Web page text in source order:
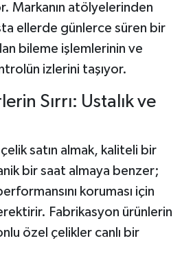
Markanın atölyelerinden
ellerde günlerce süren bir
bileme işlemlerinin ve
izlerini taşıyor.
Sırrı: Ustalık ve
satın almak, kaliteli bir
bir saat almaya benzer;
koruması için
Fabrikasyon ürünlerin
özel çelikler canlı bir